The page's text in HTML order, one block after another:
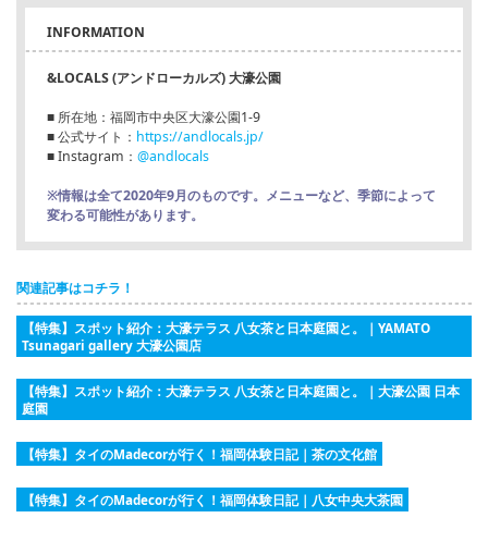
INFORMATION
&LOCALS (アンドローカルズ) 大濠公園
■ 所在地：福岡市中央区大濠公園1-9
■ 公式サイト： https://andlocals.jp/
■ Instagram： @andlocals
※情報は全て2020年9月のものです。メニューなど、季節によって
変わる可能性があります。
関連記事はコチラ！
【特集】スポット紹介：大濠テラス 八女茶と日本庭園と。｜YAMATO
Tsunagari gallery 大濠公園店
【特集】スポット紹介：大濠テラス 八女茶と日本庭園と。｜大濠公園 日本
庭園
【特集】タイのMadecorが行く！福岡体験日記｜茶の文化館
【特集】タイのMadecorが行く！福岡体験日記｜八女中央大茶園